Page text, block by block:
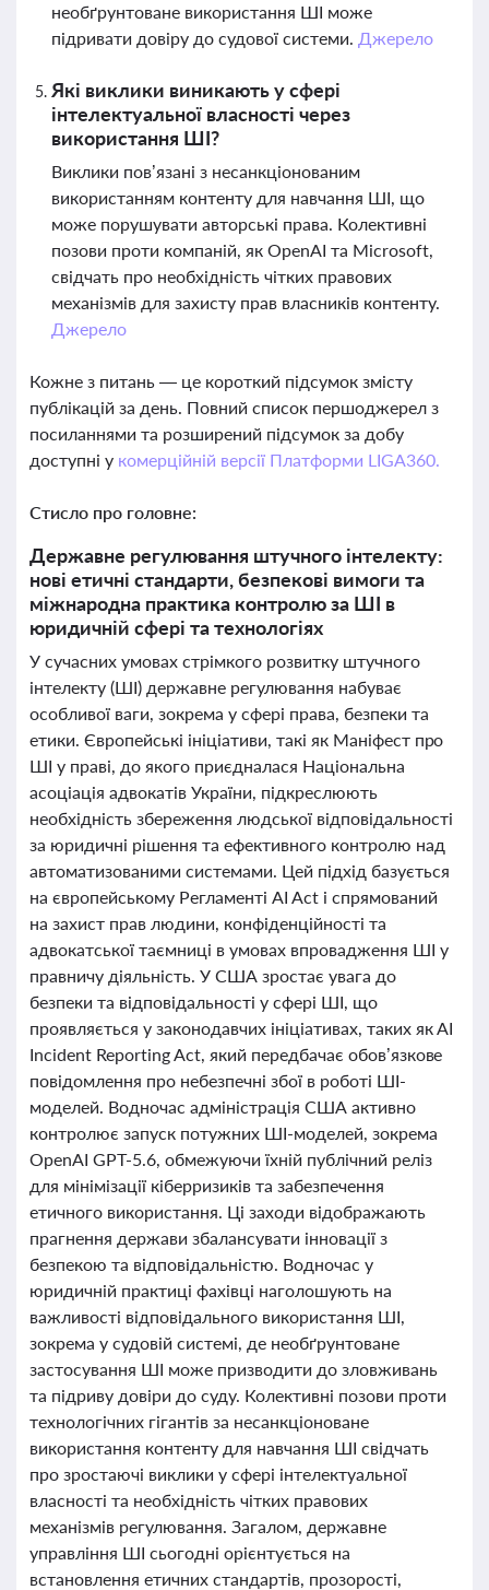
необґрунтоване використання ШІ може
підривати довіру до судової системи. Джерело
Які виклики виникають у сфері
інтелектуальної власності через
використання ШІ?
Виклики пов’язані з несанкціонованим
використанням контенту для навчання ШІ, що
може порушувати авторські права. Колективні
позови проти компаній, як OpenAI та Microsoft,
свідчать про необхідність чітких правових
механізмів для захисту прав власників контенту.
Джерело
Кожне з питань — це короткий підсумок змісту
публікацій за день. Повний список першоджерел з
посиланнями та розширений підсумок за добу
доступні у комерційній версії Платформи LIGA360.
Стисло про головне:
Державне регулювання штучного інтелекту:
нові етичні стандарти, безпекові вимоги та
міжнародна практика контролю за ШІ в
юридичній сфері та технологіях
У сучасних умовах стрімкого розвитку штучного
інтелекту (ШІ) державне регулювання набуває
особливої ваги, зокрема у сфері права, безпеки та
етики. Європейські ініціативи, такі як Маніфест про
ШІ у праві, до якого приєдналася Національна
асоціація адвокатів України, підкреслюють
необхідність збереження людської відповідальності
за юридичні рішення та ефективного контролю над
автоматизованими системами. Цей підхід базується
на європейському Регламенті AI Act і спрямований
на захист прав людини, конфіденційності та
адвокатської таємниці в умовах впровадження ШІ у
правничу діяльність. У США зростає увага до
безпеки та відповідальності у сфері ШІ, що
проявляється у законодавчих ініціативах, таких як AI
Incident Reporting Act, який передбачає обов’язкове
повідомлення про небезпечні збої в роботі ШІ-
моделей. Водночас адміністрація США активно
контролює запуск потужних ШІ-моделей, зокрема
OpenAI GPT-5.6, обмежуючи їхній публічний реліз
для мінімізації кіберризиків та забезпечення
етичного використання. Ці заходи відображають
прагнення держави збалансувати інновації з
безпекою та відповідальністю. Водночас у
юридичній практиці фахівці наголошують на
важливості відповідального використання ШІ,
зокрема у судовій системі, де необґрунтоване
застосування ШІ може призводити до зловживань
та підриву довіри до суду. Колективні позови проти
технологічних гігантів за несанкціоноване
використання контенту для навчання ШІ свідчать
про зростаючі виклики у сфері інтелектуальної
власності та необхідність чітких правових
механізмів регулювання. Загалом, державне
управління ШІ сьогодні орієнтується на
встановлення етичних стандартів, прозорості,